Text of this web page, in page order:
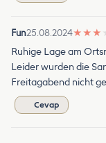
Fun25.08.2024★ ★ ★
Ruhige Lage am
Leider wurden die
Freitagabend nicht
Cevap